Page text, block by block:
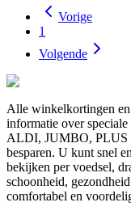
Vorige
1
Volgende
Alle winkelkortingen
informatie over
ALDI, JUMBO, PLUS
besparen. U kunt snel
bekijken per voedsel,
schoonheid,
comfortabel en